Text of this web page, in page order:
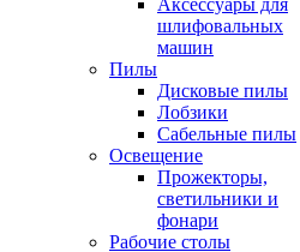
Аксессуары для
шлифовальных
машин
Пилы
Дисковые пилы
Лобзики
Сабельные пилы
Освещение
Прожекторы,
светильники и
фонари
Рабочие столы